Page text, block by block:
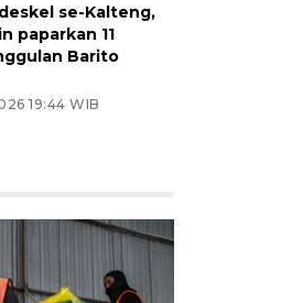
se-Kalteng,
paparkan 11
Barito
19:44 WIB